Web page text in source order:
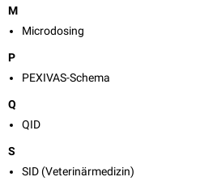
M
Microdosing
P
PEXIVAS-Schema
Q
QID
S
SID (Veterinärmedizin)